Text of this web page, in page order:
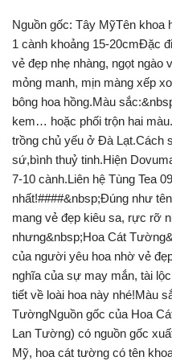
Nguồn gốc: Tây MỹTên khoa
1 cành khoảng 15-20cmĐặc
vẻ đẹp nhẹ nhàng, ngọt ngào
mỏng manh, mịn màng xếp
bông hoa hồng.Màu
kem… hoặc phối trộn hai
trồng chủ yếu ở Đà Lạt.Cách
sứ,bình thuỷ tinh.Hiện
7-10 cành.Liên hệ Tùng Tea
nhất!####&nbsp;Đúng như
mang vẻ đẹp kiêu sa, rực rỡ
nhưng&nbsp;Hoa Cát
của người yêu hoa nhờ vẻ
nghĩa của sự may mắn, tài
tiết về loài hoa này nhé!Màu
TườngNguồn gốc của Hoa
Lan Tường) có nguồn gốc
Mỹ, hoa cát tường có tên